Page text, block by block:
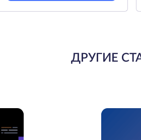
ДРУГИЕ